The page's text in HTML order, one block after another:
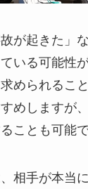
が起きた」
いる可能性
められるこ
めしますが
ことも可能で
相手が本当